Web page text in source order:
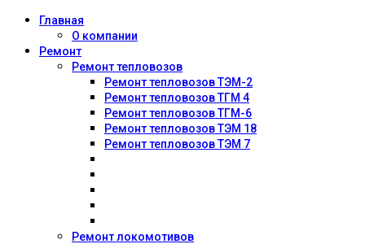
Главная
О компании
Ремонт
Ремонт тепловозов
Ремонт тепловозов ТЭМ-2
Ремонт тепловозов ТГМ 4
Ремонт тепловозов ТГМ-6
Ремонт тепловозов ТЭМ 18
Ремонт тепловозов ТЭМ 7
Ремонт локомотивов